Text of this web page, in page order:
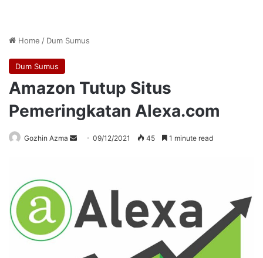
Home / Dum Sumus
Dum Sumus
Amazon Tutup Situs
Pemeringkatan Alexa.com
Gozhin Azma
Send09/12/2021 45 1 minute read